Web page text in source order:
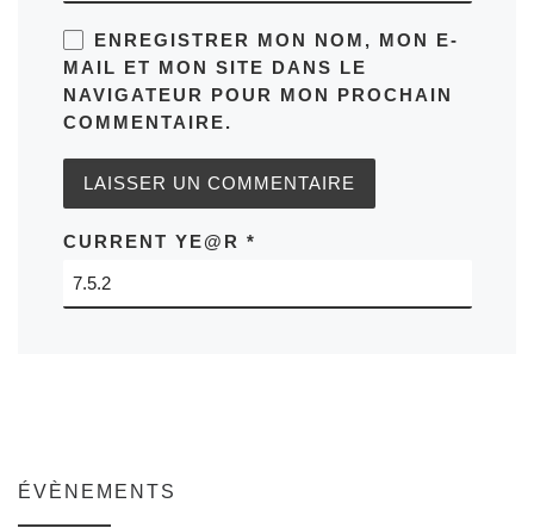
ENREGISTRER MON NOM, MON E-
MAIL ET MON SITE DANS LE
NAVIGATEUR POUR MON PROCHAIN
COMMENTAIRE.
CURRENT YE@R *
ÉVÈNEMENTS